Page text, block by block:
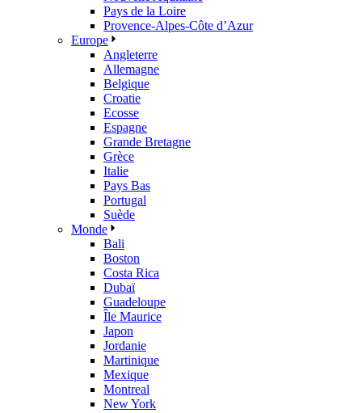
Pays de la Loire
Provence-Alpes-Côte d’Azur
Europe
Angleterre
Allemagne
Belgique
Croatie
Ecosse
Espagne
Grande Bretagne
Grèce
Italie
Pays Bas
Portugal
Suède
Monde
Bali
Boston
Costa Rica
Dubaï
Guadeloupe
Île Maurice
Japon
Jordanie
Martinique
Mexique
Montreal
New York